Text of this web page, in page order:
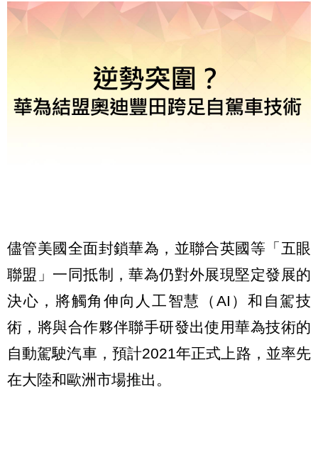
儘管美國全面封鎖華為，並聯合英國等「五眼
聯盟」一同抵制，華為仍對外展現堅定發展的
決心，將觸角伸向人工智慧（AI）和自駕技
術，將與合作夥伴聯手研發出使用華為技術的
自動駕駛汽車，預計2021年正式上路，並率先
在大陸和歐洲市場推出。